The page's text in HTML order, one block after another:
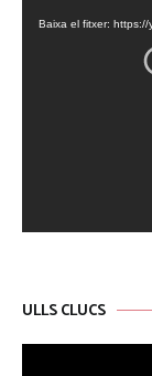
vídeo
Baixa el fitxer: https://
ULLS CLUCS